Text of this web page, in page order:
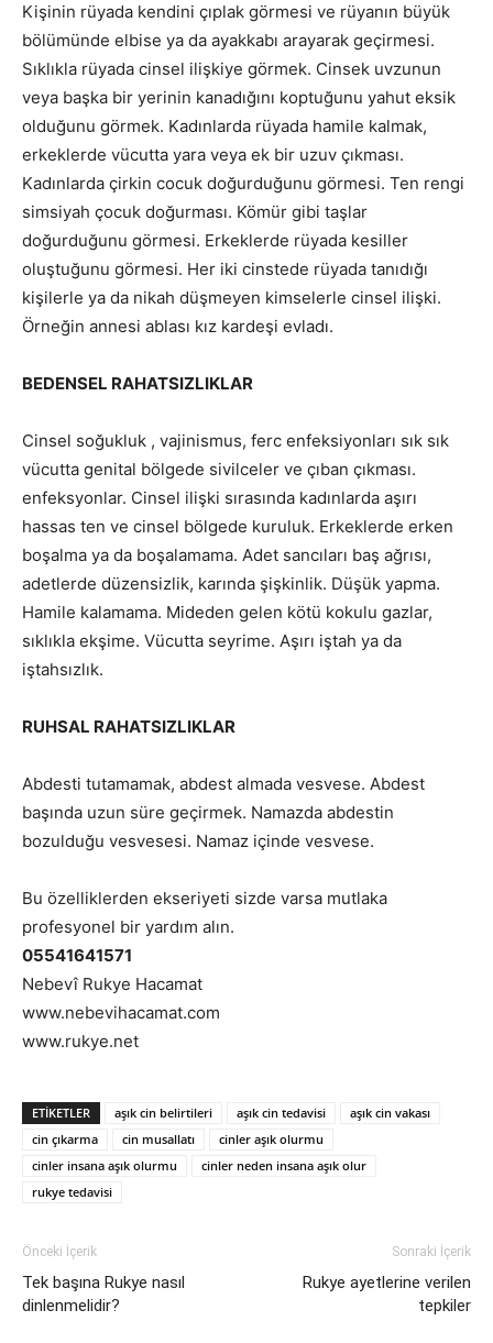
Kişinin rüyada kendini çıplak görmesi ve rüyanın büyük
bölümünde elbise ya da ayakkabı arayarak geçirmesi.
Sıklıkla rüyada cinsel ilişkiye görmek. Cinsek uvzunun
veya başka bir yerinin kanadığını koptuğunu yahut eksik
olduğunu görmek. Kadınlarda rüyada hamile kalmak,
erkeklerde vücutta yara veya ek bir uzuv çıkması.
Kadınlarda çirkin cocuk doğurduğunu görmesi. Ten rengi
simsiyah çocuk doğurması. Kömür gibi taşlar
doğurduğunu görmesi. Erkeklerde rüyada kesiller
oluştuğunu görmesi. Her iki cinstede rüyada tanıdığı
kişilerle ya da nikah düşmeyen kimselerle cinsel ilişki.
Örneğin annesi ablası kız kardeşi evladı.
BEDENSEL RAHATSIZLIKLAR
Cinsel soğukluk , vajinismus, ferc enfeksiyonları sık sık
vücutta genital bölgede sivilceler ve çıban çıkması.
enfeksyonlar. Cinsel ilişki sırasında kadınlarda aşırı
hassas ten ve cinsel bölgede kuruluk. Erkeklerde erken
boşalma ya da boşalamama. Adet sancıları baş ağrısı,
adetlerde düzensizlik, karında şişkinlik. Düşük yapma.
Hamile kalamama. Mideden gelen kötü kokulu gazlar,
sıklıkla ekşime. Vücutta seyrime. Aşırı iştah ya da
iştahsızlık.
RUHSAL RAHATSIZLIKLAR
Abdesti tutamamak, abdest almada vesvese. Abdest
başında uzun süre geçirmek. Namazda abdestin
bozulduğu vesvesesi. Namaz içinde vesvese.
Bu özelliklerden ekseriyeti sizde varsa mutlaka
profesyonel bir yardım alın.
05541641571
Nebevî Rukye Hacamat
www.nebevihacamat.com
www.rukye.net
ETIKETLER aşık cin belirtileri aşık cin tedavisi
aşık cin vakası
cin çıkarma
cin musallatı
cinler aşık olurmu
cinler insana aşık olurmu
cinler neden insana aşık olur
rukye tedavisi
Önceki İçerik
Tek başına Rukye nasıl
dinlenmelidir?
Sonraki İçerik
Rukye ayetlerine verilen
tepkiler